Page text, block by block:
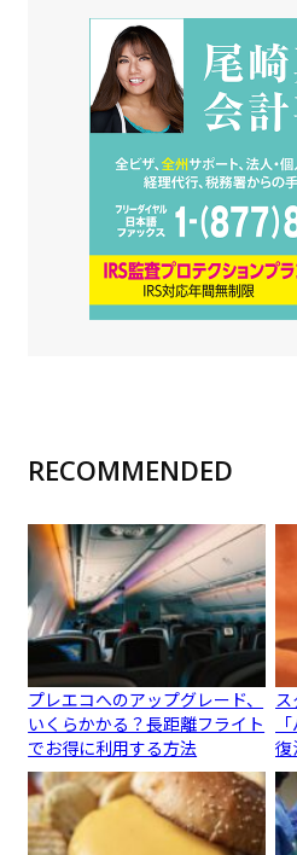
RECOMMENDED
プレエコへのアップグレード、
いくらかかる？長距離フライト
でお得に利用する方法
ス
復